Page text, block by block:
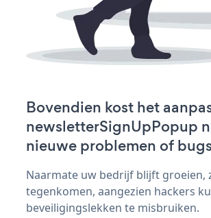
Bovendien kost het
newsletterSignUpPopup
nieuwe problemen of
Naarmate uw bedrijf blijft
tegenkomen, aangezien hackers
beveiligingslekken te misbruiken.